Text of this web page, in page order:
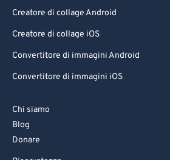
Creatore di collage Android
Creatore di collage iOS
Convertitore di immagini Android
Convertitore di immagini iOS
Chi siamo
Blog
Donare